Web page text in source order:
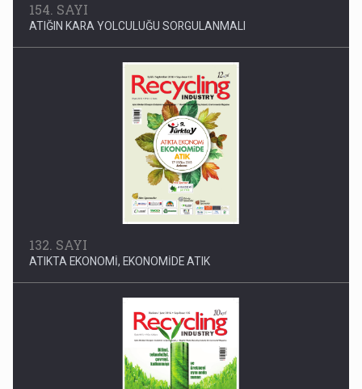
154. SAYI
ATIĞIN KARA YOLCULUĞU SORGULANMALI
132. SAYI
ATIKTA EKONOMİ, EKONOMİDE ATIK